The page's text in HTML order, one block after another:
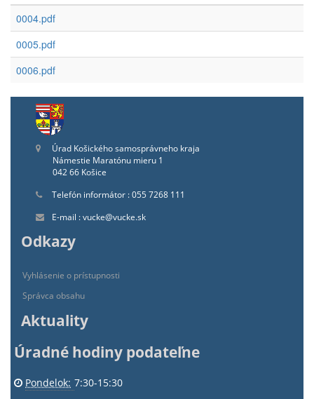
0004.pdf
0005.pdf
0006.pdf
Úrad Košického samosprávneho kraja
Námestie Maratónu mieru 1
042 66 Košice
Telefón informátor : 055 7268 111
E-mail : vucke@vucke.sk
Odkazy
Vyhlásenie o prístupnosti
Správca obsahu
Aktuality
Úradné hodiny podateľne
Pondelok: 7:30-15:30